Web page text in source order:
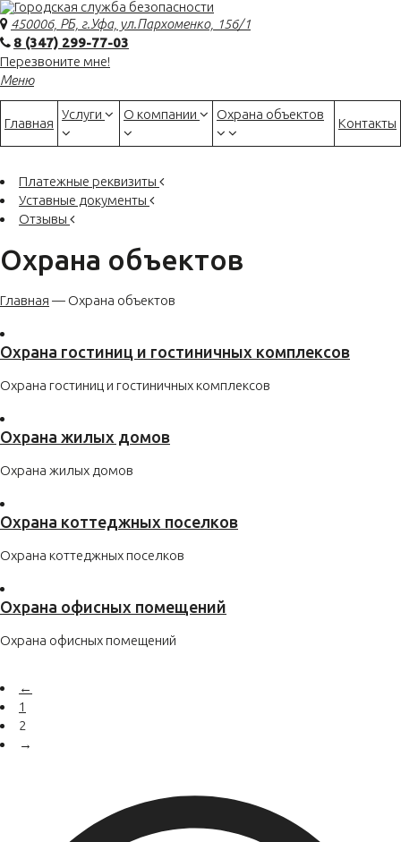
450006, РБ, г.Уфа, ул.Пархоменко, 156/1
8 (347) 299-77-03
Перезвоните мне!
Меню
Главная
Услуги О компании Охрана объектов
Контакты
Платежные реквизиты
Уставные документы
Отзывы
Охрана объектов
Главная — Охрана объектов
Охрана гостиниц и гостиничных комплексов
Охрана гостиниц и гостиничных комплексов
Охрана жилых домов
Охрана жилых домов
Охрана коттеджных поселков
Охрана коттеджных поселков
Охрана офисных помещений
Охрана офисных помещений
←
1
2
→